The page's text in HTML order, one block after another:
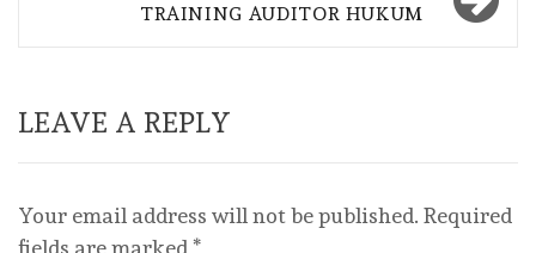
TRAINING AUDITOR HUKUM
LEAVE A REPLY
Your email address will not be published. Required
fields are marked *